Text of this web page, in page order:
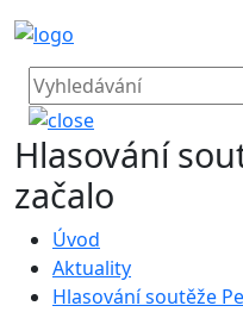
Hlasování
začalo
Úvod
Aktuality
Hlasování soutěže